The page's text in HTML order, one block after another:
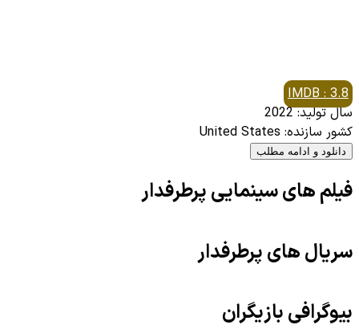
IMDB : 3.8
سال تولید: 2022
کشور سازنده: United States
دانلود و ادامه مطلب
فیلم های سینمایی پرطرفدار
سریال های پرطرفدار
بیوگرافی بازیگران